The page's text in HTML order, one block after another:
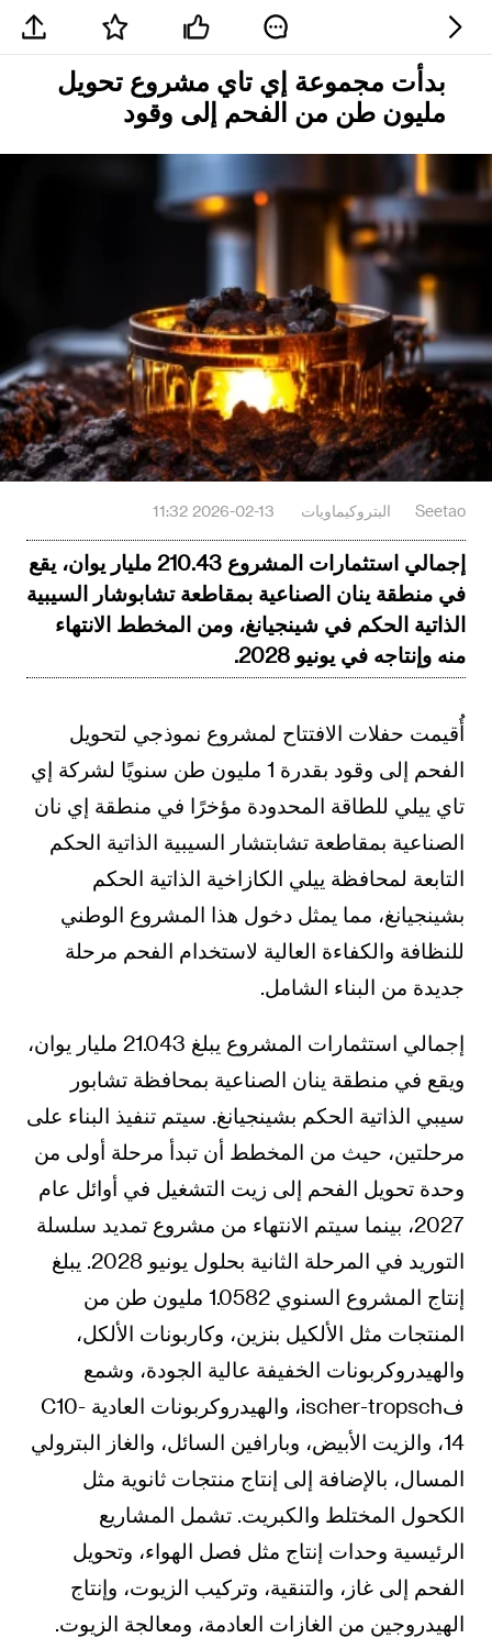
بدأت مجموعة إي تاي مشروع تحويل
مليون طن من الفحم إلى وقود
Seetao البتروكيماويات 2026-02-13 11:32
إجمالي استثمارات المشروع 210.43 مليار يوان، يقع
في منطقة ينان الصناعية بمقاطعة تشابوشار السيبية
الذاتية الحكم في شينجيانغ، ومن المخطط الانتهاء
منه وإنتاجه في يونيو 2028.
أُقيمت حفلات الافتتاح لمشروع نموذجي لتحويل
الفحم إلى وقود بقدرة 1 مليون طن سنويًا لشركة إي
تاي ييلي للطاقة المحدودة مؤخرًا في منطقة إي نان
الصناعية بمقاطعة تشابتشار السيبية الذاتية الحكم
التابعة لمحافظة ييلي الكازاخية الذاتية الحكم
بشينجيانغ، مما يمثل دخول هذا المشروع الوطني
للنظافة والكفاءة العالية لاستخدام الفحم مرحلة
جديدة من البناء الشامل.
إجمالي استثمارات المشروع يبلغ 21.043 مليار يوان،
ويقع في منطقة ينان الصناعية بمحافظة تشابور
سيبي الذاتية الحكم بشينجيانغ. سيتم تنفيذ البناء على
مرحلتين، حيث من المخطط أن تبدأ مرحلة أولى من
وحدة تحويل الفحم إلى زيت التشغيل في أوائل عام
2027، بينما سيتم الانتهاء من مشروع تمديد سلسلة
التوريد في المرحلة الثانية بحلول يونيو 2028. يبلغ
إنتاج المشروع السنوي 1.0582 مليون طن من
المنتجات مثل الألكيل بنزين، وكاربونات الألكل،
والهيدروكربونات الخفيفة عالية الجودة، وشمع
فischer-tropsch، والهيدروكربونات العادية C10-
14، والزيت الأبيض، وبارافين السائل، والغاز البترولي
المسال، بالإضافة إلى إنتاج منتجات ثانوية مثل
الكحول المختلط والكبريت. تشمل المشاريع
الرئيسية وحدات إنتاج مثل فصل الهواء، وتحويل
الفحم إلى غاز، والتنقية، وتركيب الزيوت، وإنتاج
الهيدروجين من الغازات العادمة، ومعالجة الزيوت.